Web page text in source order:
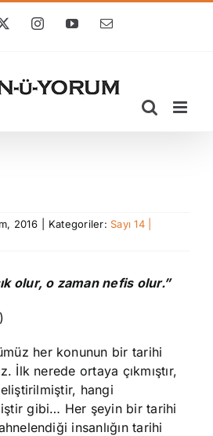
X InstagramYouTube
E-
2016 Kategoriler: Sayı 14 |
olur, o zaman nefis olur.”
her konunun bir tarihi
İlk nerede ortaya çıkmıştır,
hangi
gibi… Her şeyin bir tarihi
insanlığın tarihi